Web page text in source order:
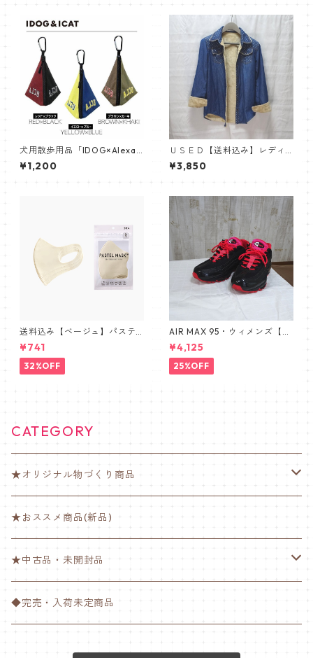
犬用散歩用品「IDOG×Alexan
derLeeChang」コラボレーシ
ョン三角マナーポーチ/撥水
¥1,200
ＵＳＥＤ【送料込み】レディ
ース水玉デニム調/厚手・あっ
たか裏全面フェイクファー
¥3,850
送料込み【ベージュ】パステ
ルマスク三層構造３D【PASTE
L MASK】抗菌防臭・肌に優し
い布マスク 3枚セット
¥741
32%OFF
AIR MAX 95・ウィメンズ【中
古レア】ブラック＆レッド・
２６.５cm
¥4,125
25%OFF
CATEGORY
★オリジナル物づくり商品
ゆび楽ちんバンド【ノーマル】
ゆび楽ちんバンド【肉球】
ゆび楽ちんバンド【チーバくん】
★おススメ商品(新品)
★中古品・未開封品
衣類
◆完売・入荷未定商品